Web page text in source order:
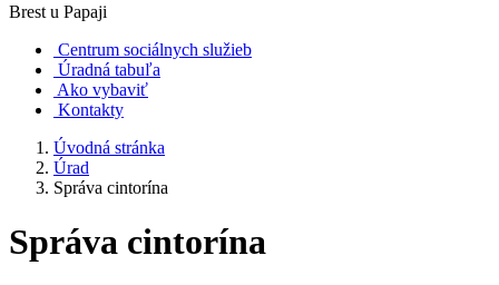
Brest u Papaji
Centrum sociálnych služieb
Úradná tabuľa
Ako vybaviť
Kontakty
Úvodná stránka
Úrad
Správa cintorína
Správa cintorína